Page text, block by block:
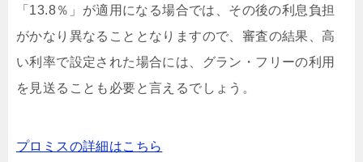
「13.8％」が適用になる場合では、その後の利息負担
がかなり異なることとなりますので、審査の結果、高
い利率で設定された場合には、グラン・フリーの利用
を見送ることも必要と言えるでしょう。
プロミスの詳細はこちら